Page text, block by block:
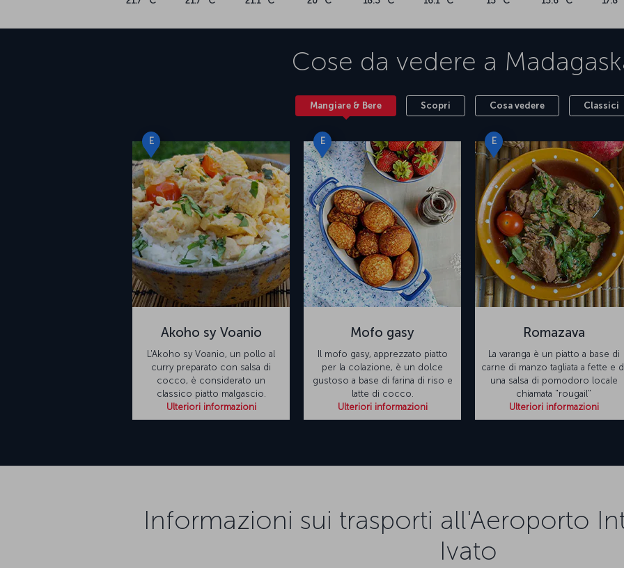
Cose da vedere a
Mangiare & Bere Scopri Cosa vedere Classici
E
Akoho sy Voanio
L'Akoho sy Voanio, un pollo al
curry preparato con salsa di
cocco, è considerato un
classico piatto malgascio.
Ulteriori informazioni
E
Mofo gasy
Il mofo gasy, apprezzato piatto
per la colazione, è un dolce
gustoso a base di farina di riso e
latte di cocco.
Ulteriori informazioni
E
Romazava
La varanga è un piatto a base di
carne di manzo tagliata a fette e
una salsa di pomodoro locale
chiamata "rougail"
Ulteriori informazioni
Informazioni sui trasporti all'Aeroporto
Ivato